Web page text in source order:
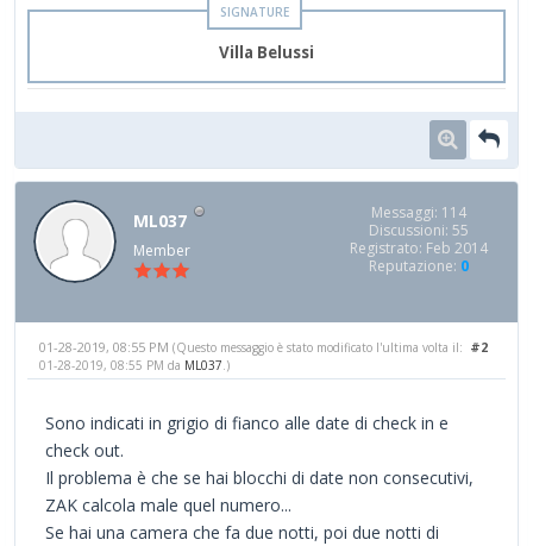
Villa Belussi
ML037
Member
Messaggi: 114
Discussioni: 55
Registrato: Feb 2014
Reputazione: 0
#2
01-28-2019, 08:55 PM (Questo messaggio è stato modificato l'ultima volta il:
01-28-2019, 08:55 PM da ML037.)
Sono indicati in grigio di fianco alle date di check in e
check out.
Il problema è che se hai blocchi di date non consecutivi,
ZAK calcola male quel numero...
Se hai una camera che fa due notti, poi due notti di